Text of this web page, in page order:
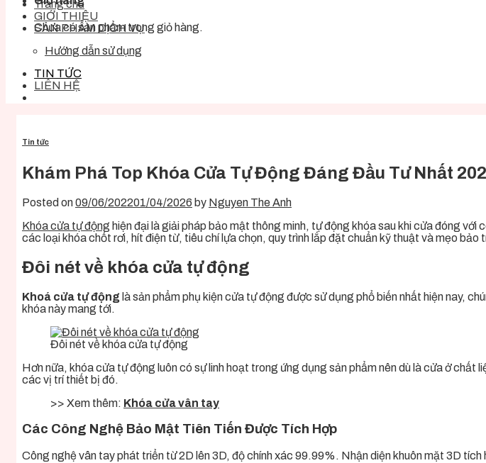
Chưa có sản phẩm trong giỏ hàng.
Trang chủ
GIỚI THIỆU
SẢN PHẨM DỊCH VỤ
Hướng dẫn sử dụng
TIN TỨC
LIÊN HỆ
Tin tức
Khám Phá Top Khóa Cửa Tự Động Đáng Đầu Tư Nhất
Posted on09/06/202201/04/2026 by Nguyen The Anh
Khóa cửa tự động hiện đại là giải pháp bảo mật thông minh, tự động khóa sau khi cửa đóng với
các loại khóa chốt rơi, hít điện từ, tiêu chí lựa chọn, quy trình lắp đặt chuẩn kỹ thuật và mẹo
Đôi nét về khóa cửa tự động
Khoá cửa tự động là sản phẩm phụ kiện cửa tự động được sử dụng phổ biến nhất hiện nay,
khóa này mang tới.
Đôi nét về khóa cửa tự động
Hơn nữa, khóa cửa tự động luôn có sự linh hoạt trong ứng dụng sản phẩm nên dù là cửa ở
các vị trí thiết bị đó.
>> Xem thêm: Khóa cửa vân tay
Các Công Nghệ Bảo Mật Tiên Tiến Được Tích Hợp
Công nghệ vân tay phát triển từ 2D lên 3D, độ chính xác 99.99%. Nhận diện khuôn mặt 3D